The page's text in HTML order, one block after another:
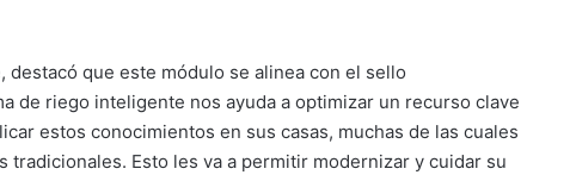
que este módulo se alinea con el sello
de riego inteligente nos ayuda a optimizar un recurso clave
estos conocimientos en sus casas, muchas de las cuales
Esto les va a permitir modernizar y cuidar su